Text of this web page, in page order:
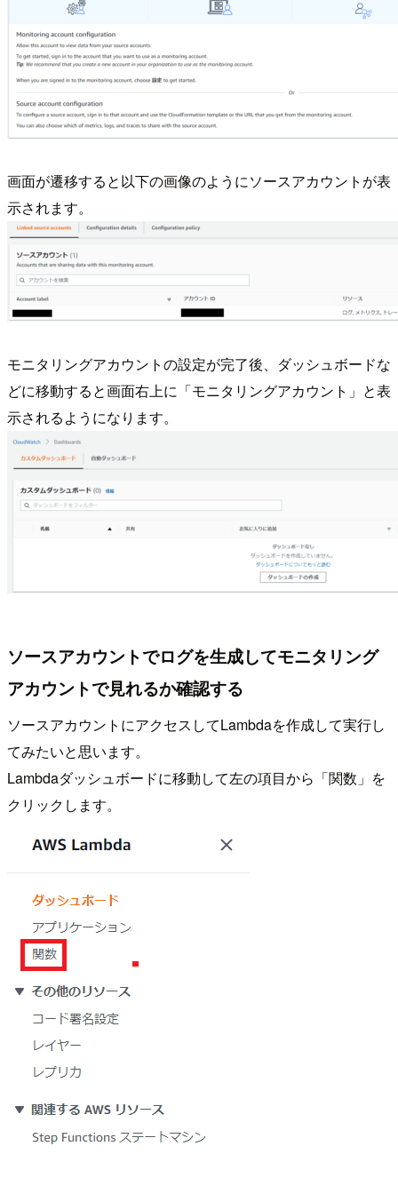
画面が遷移すると以下の画像のようにソースアカウントが表
示されます。
モニタリングアカウントの設定が完了後、ダッシュボードな
どに移動すると画面右上に「モニタリングアカウント」と表
示されるようになります。
ソースアカウントでログを生成してモニタリング
アカウントで見れるか確認する
ソースアカウントにアクセスしてLambdaを作成して実行し
てみたいと思います。
Lambdaダッシュボードに移動して左の項目から「関数」を
クリックします。